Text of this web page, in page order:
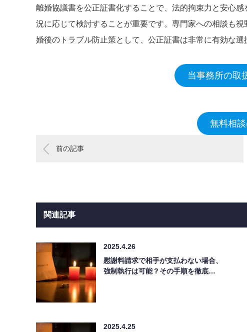
離婚協議書を公正証書化することで、法的拘束力と安心
況に応じて検討することが重要です。専門家への相談も
婚後のトラブル防止策として、公正証書は非常に有効な選
当事務所の取
無料相
前の記事
関連記事
2025.4.26
慰謝料請求で相手が支払わない場合、
強制執行は可能？その手順を徹底…
2025.4.25